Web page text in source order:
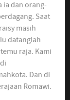
ia dan orang-
Saat
datanglah
raja. Kami
Dan di
Romawi.